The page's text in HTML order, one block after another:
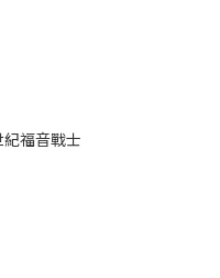
福音戰士